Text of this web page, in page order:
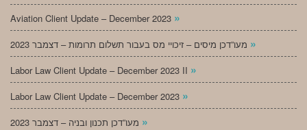
Aviation Client Update – December 2023 »
»
Labor Law Client Update – December 2023 II »
Labor Law Client Update – December 2023 »
»